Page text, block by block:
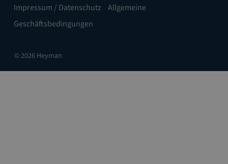
Impressum / Datenschutz Allgemeine
Geschäftsbedingungen
© 2026 Heyman